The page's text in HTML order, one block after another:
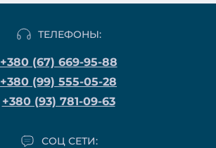
ТЕЛЕФОНЫ:
+380 (67) 669-95-88
+380 (99) 555-05-28
+380 (93) 781-09-63
СОЦ СЕТИ: